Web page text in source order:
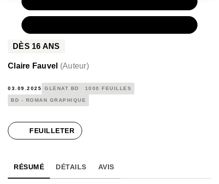
DÈS 16 ANS
Claire Fauvel (Auteur)
03.09.2025 GLÉNAT BD 1000 FEUILLES
BD - ROMAN GRAPHIQUE
FEUILLETER
RÉSUMÉ DÉTAILS AVIS